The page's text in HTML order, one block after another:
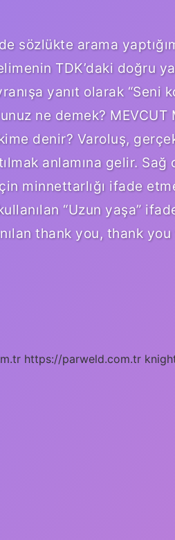
sözlükte arama
TDK’daki doğru
yanıt olarak “Seni
ne demek? MEVCUT
denir? Varoluş,
anlamına gelir. Sağ
minnettarlığı ifade
“Uzun yaşa”
thank you, thank
https://parweld.com.tr